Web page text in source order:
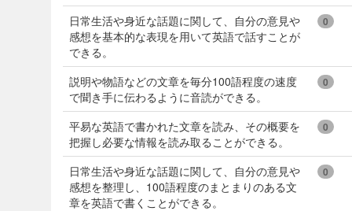
日常生活や身近な話題に関して、自分の意見や
感想を基本的な表現を用いて英語で話すことが
できる。
0
説明や物語などの文章を毎分100語程度の速度
で聞き手に伝わるように音読ができる。
0
平易な英語で書かれた文章を読み、その概要を
把握し必要な情報を読み取ることができる。
0
日常生活や身近な話題に関して、自分の意見や
感想を整理し、100語程度のまとまりのある文
章を英語で書くことができる。
0